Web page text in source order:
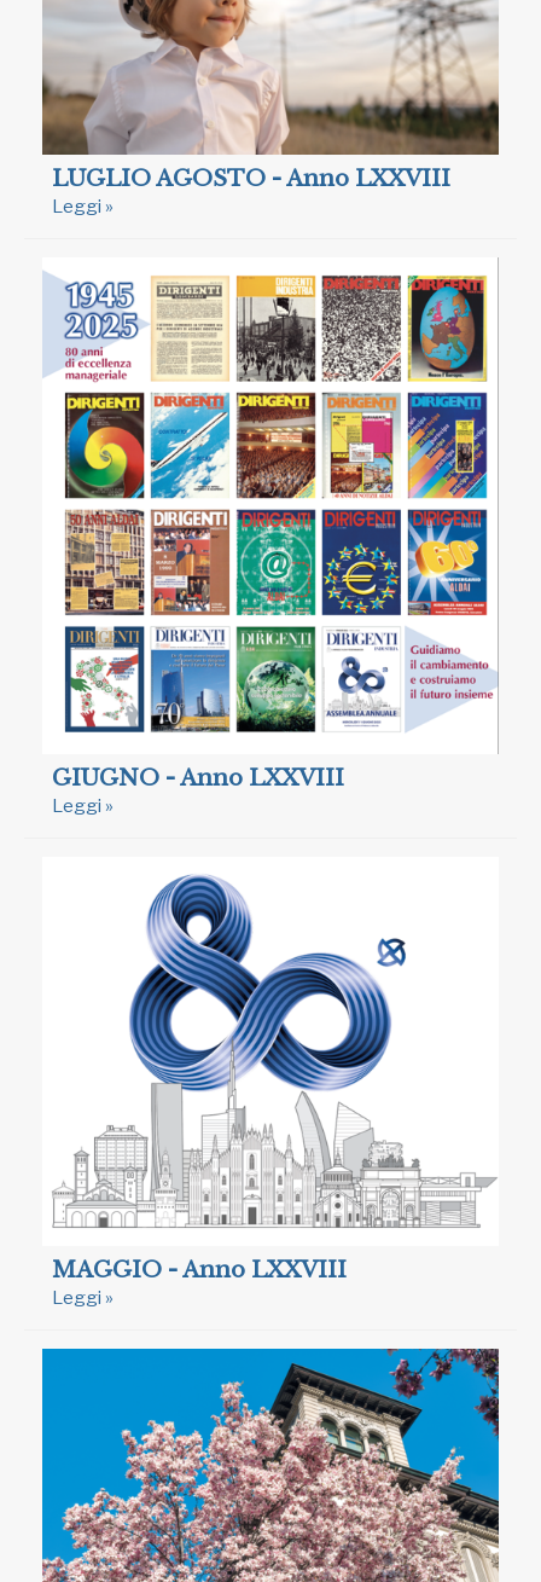
LUGLIO AGOSTO - Anno LXXVIII
Leggi »
GIUGNO - Anno LXXVIII
Leggi »
MAGGIO - Anno LXXVIII
Leggi »